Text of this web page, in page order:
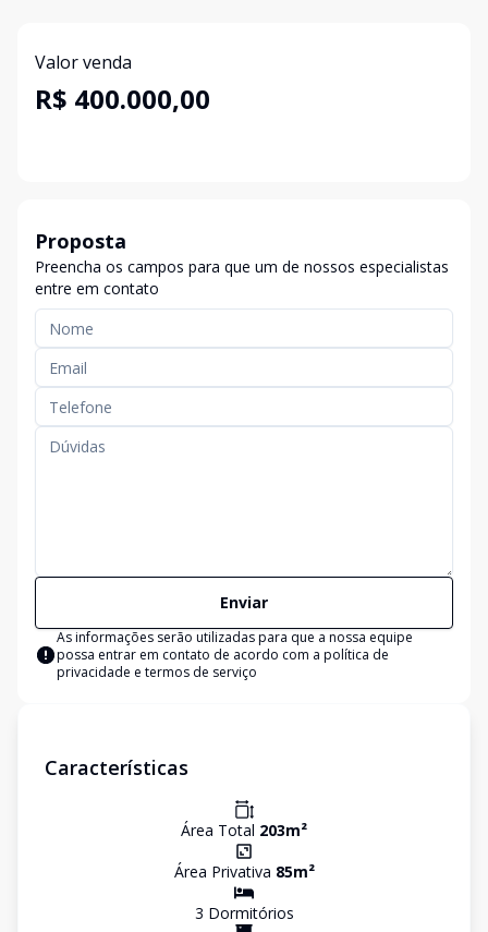
Valor venda
R$ 400.000,00
Proposta
Preencha os campos para que um de nossos especialistas
entre em contato
Enviar
As informações serão utilizadas para que a nossa equipe
possa entrar em contato de acordo com a política de
privacidade e termos de serviço
Características
Área Total 203m²
Área Privativa 85m²
3 Dormitórios